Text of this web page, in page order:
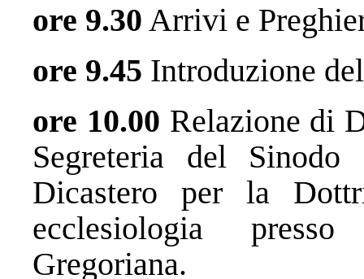
ore 9.30 Arrivi e
ore 9.45 Introduzione
ore 10.00 Relazione di
Segreteria del
Dicastero per la
ecclesiologia
Gregoriana.